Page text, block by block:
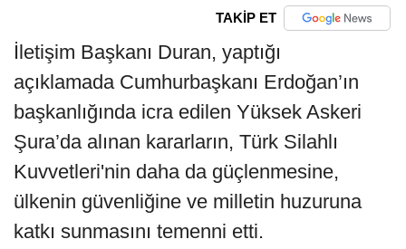
TAKİP ET
İletişim Başkanı Duran, yaptığı
açıklamada Cumhurbaşkanı Erdoğan’ın
başkanlığında icra edilen Yüksek Askeri
Şura’da alınan kararların, Türk Silahlı
Kuvvetleri'nin daha da güçlenmesine,
ülkenin güvenliğine ve milletin huzuruna
katkı sunmasını temenni etti.